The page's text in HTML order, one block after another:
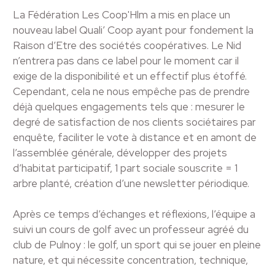
La Fédération Les Coop'Hlm a mis en place un
nouveau label Quali’ Coop ayant pour fondement la
Raison d’Etre des sociétés coopératives. Le Nid
n’entrera pas dans ce label pour le moment car il
exige de la disponibilité et un effectif plus étoffé.
Cependant, cela ne nous empêche pas de prendre
déjà quelques engagements tels que : mesurer le
degré de satisfaction de nos clients sociétaires par
enquête, faciliter le vote à distance et en amont de
l’assemblée générale, développer des projets
d’habitat participatif, 1 part sociale souscrite = 1
arbre planté, création d’une newsletter périodique.
Après ce temps d’échanges et réflexions, l’équipe a
suivi un cours de golf avec un professeur agréé du
club de Pulnoy : le golf, un sport qui se jouer en pleine
nature, et qui nécessite concentration, technique,